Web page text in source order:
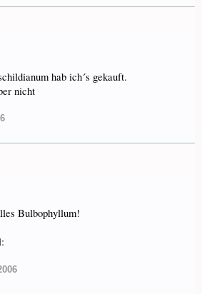
hab ich´s gekauft.
nicht
Bulbophyllum!